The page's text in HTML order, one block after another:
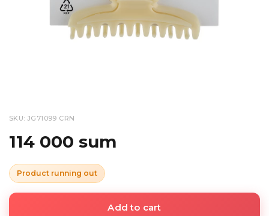
SKU: JG71099 CRN
114 000 sum
Product running out
Add to cart